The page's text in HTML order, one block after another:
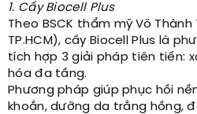
1. Cấy Biocell Plus
Theo BSCK thẩm mỹ Võ
TP.HCM), cấy Biocell Plus là
tích hợp 3 giải pháp tiên tiến:
hóa đa tầng.
Phương pháp giúp phục hồi
khoắn, dưỡng da trắng hồng,